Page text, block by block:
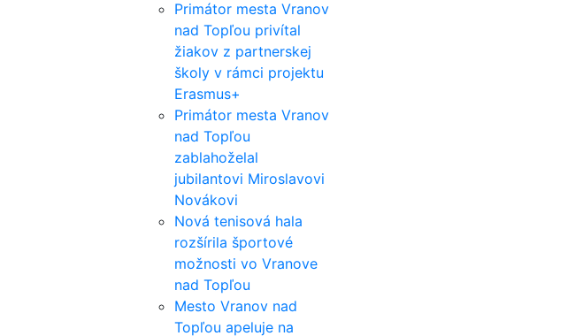
Primátor mesta Vranov
nad Topľou privítal
žiakov z partnerskej
školy v rámci projektu
Erasmus+
Primátor mesta Vranov
nad Topľou
zablahoželal
jubilantovi Miroslavovi
Novákovi
Nová tenisová hala
rozšírila športové
možnosti vo Vranove
nad Topľou
Mesto Vranov nad
Topľou apeluje na